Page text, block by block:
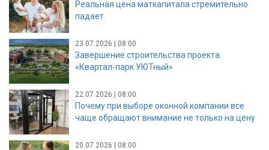
Реальная цена маткапитала стремительно
падает
23.07.2026 | 08:00
Завершение строительства проекта
«Квартал-парк УЮТный»
22.07.2026 | 08:00
Почему при выборе оконной компании все
чаще обращают внимание не только на цену
20.07.2026 | 08:00